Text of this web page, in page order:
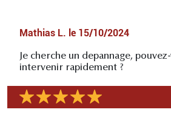
Mathias L. le 15/10/2024
Je cherche un depannage,
intervenir rapidement ?